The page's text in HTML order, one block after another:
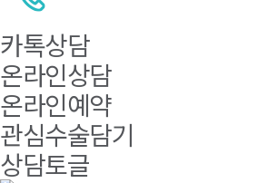
카톡상담
온라인상담
온라인예약
관심수술담기
상담토글